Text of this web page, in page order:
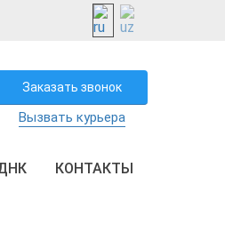
Заказать звонок
Вызвать курьера
КОНТАКТЫ